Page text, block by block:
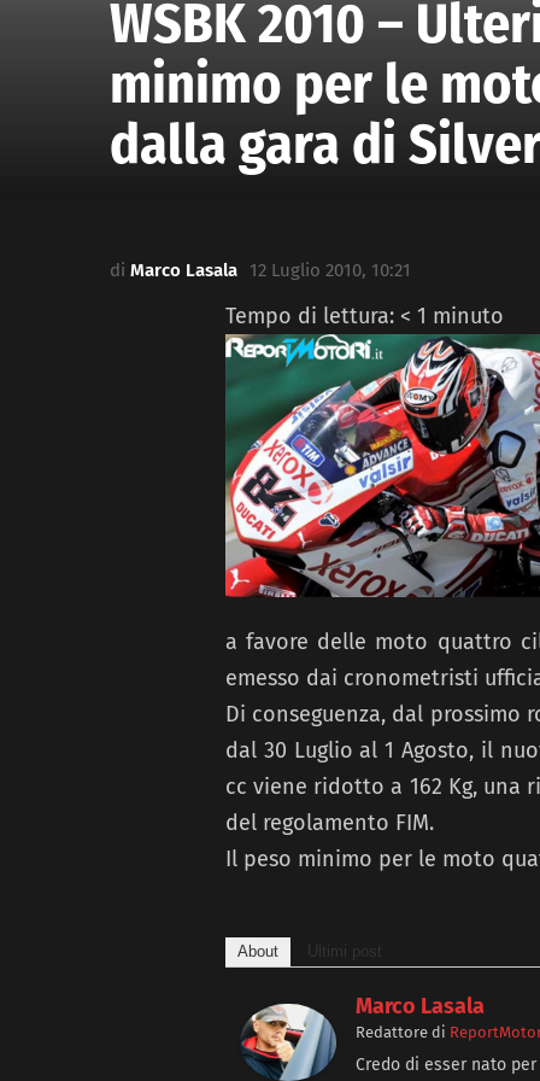
WSBK 2010 –
minimo per le
dalla gara di
di Marco Lasala 12 Luglio 2010, 10:21
Tempo di lettura: < 1 minuto
a favore delle moto quattro
emesso dai cronometristi
Di conseguenza, dal prossimo
dal 30 Luglio al 1 Agosto, il
cc viene ridotto a 162 Kg, una
del regolamento FIM.
Il peso minimo per le moto
About Ultimi post
Marco Lasala
Redattore di
Credo di esser nato